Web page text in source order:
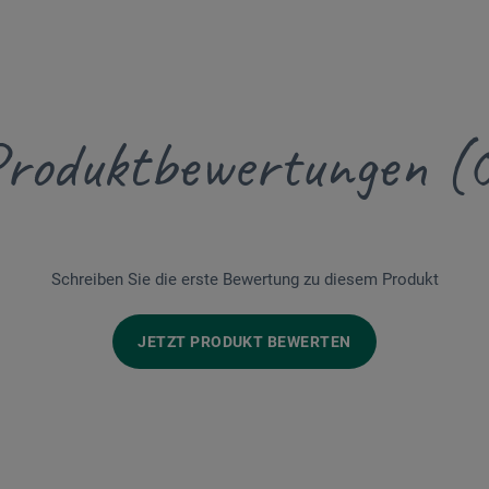
Schreiben Sie die erste Bewertung zu diesem Produkt
JETZT PRODUKT BEWERTEN